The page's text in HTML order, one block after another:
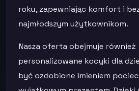
roku, zapewniając komfort i
najmłodszym użytkownikom.
Nasza oferta obejmuje również
personalizowane kocyki dla
być ozdobione imieniem